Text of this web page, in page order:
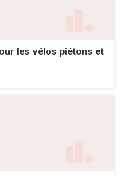
les vélos piétons et